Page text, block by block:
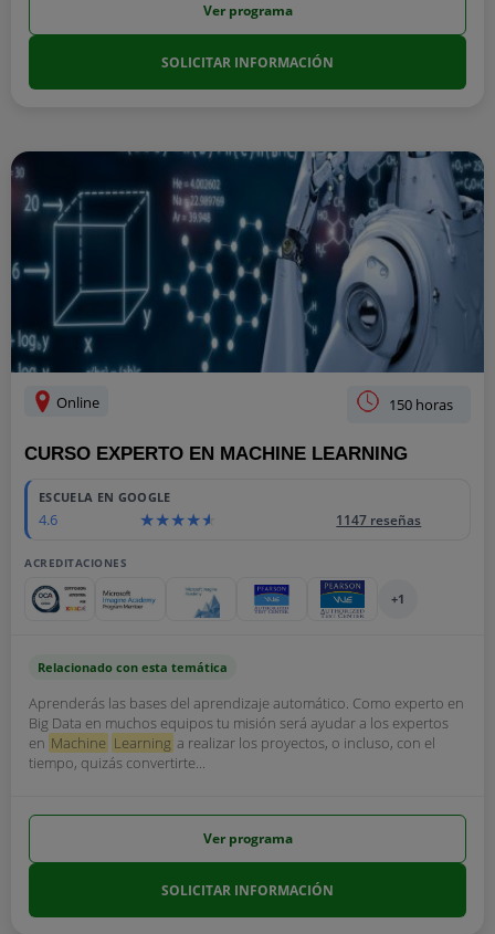
Ver programa
SOLICITAR INFORMACIÓN
Online 150 horas
CURSO EXPERTO EN MACHINE LEARNING
ESCUELA EN GOOGLE
4.6 1147 reseñas
ACREDITACIONES
+1
Relacionado con esta temática
Aprenderás las bases del aprendizaje automático. Como experto en
Big Data en muchos equipos tu misión será ayudar a los expertos
en Machine Learning a realizar los proyectos, o incluso, con el
tiempo, quizás convertirte...
Ver programa
SOLICITAR INFORMACIÓN